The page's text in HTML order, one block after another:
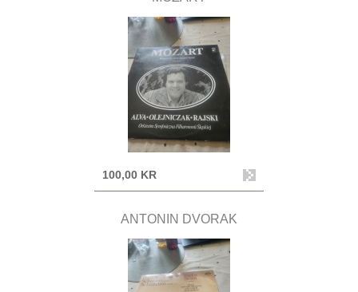
100,00 KR
ANTONIN DVORAK